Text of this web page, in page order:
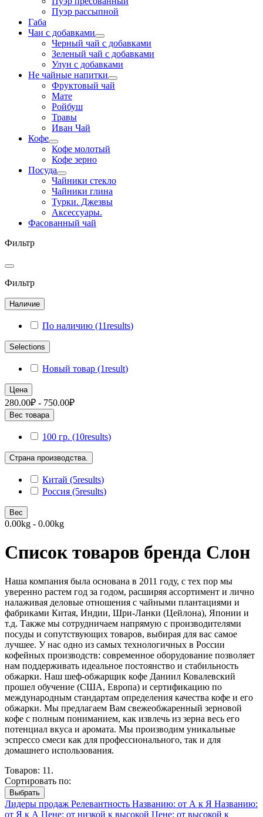
Пуэр рассыпной
Габа
Чаи с добавками
Черный чай с добавками
Зеленый чай с добавками
Улун с добавками
Не чайные напитки
Фруктовый чай
Мате
Ройбуш
Травы
Иван Чай
Кофе
Кофе молотый
Кофе зерно
Посуда
Чайники стекло
Чайники глина
Турки. Джезвы
Аксессуары.
Фасованный чай
Фильтр
Фильтр
Наличие
По наличию (11results)
Selections
Новый товар (1result)
Цена
280.00₽ - 750.00₽
Вес товара
100 гр. (10results)
Страна производства.
Китай (5results)
Россия (5results)
Вес
0.00kg - 0.00kg
Список товаров бренда Слон
Наша компания была основана в 2011 году, с тех пор мы
уверенно растем год за годом, расширяя ассортимент и лично
налаживая деловые отношения с чайными плантациями и
фабриками Китая, Индии, Шри-Ланки (Цейлона), Японии и
т.д. Также мы сотрудничаем напрямую с производителями
посуды и сопутствующих товаров, выбирая для вас самое
лучшее. У нас одно из самых технологичных в России
кофейных производств: современное оборудование позволяет
нам поддерживать идеальное постоянство и стабильность
обжарки. Наш шеф-обжарщик кофе Даниил Ковалевский
прошел обучение (США, Европа) и сертификацию по
международным стандартам определения качества кофе и его
обжарки. Мы предлагаем Вам свежеобжаренный зерновой
кофе с полным пониманием, как извлечь из зерна весь его
потенциал вкуса и аромата. Мы производим уникальные
эспрессо смеси как для профессионального, так и для
домашнего использования.
Товаров: 11.
Сортировать по:
Выбрать
Лидеры продаж Релевантность Названию: от А к Я Названию:
от Я к А Цене: от низкой к высокой Цене: от высокой к